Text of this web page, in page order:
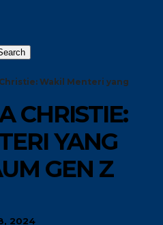
Wakil Menteri yang
CHRISTIE:
YANG
GEN Z
2024